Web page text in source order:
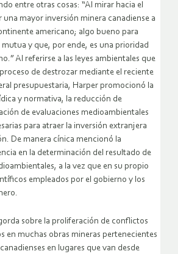
entre otras cosas: “Al mirar hacia el
mayor inversión minera canadiense a
americano; algo bueno para
y que, por ende, es una prioridad
Al referirse a las leyes ambientales que
de destrozar mediante el reciente
presupuestaria, Harper promocionó la
y normativa, la reducción de
de evaluaciones medioambientales
para atraer la inversión extranjera
De manera cínica mencionó la
en la determinación del resultado de
a la vez que en su propio
empleados por el gobierno y los
sobre la proliferación de conflictos
en muchas obras mineras pertenecientes
en lugares que van desde